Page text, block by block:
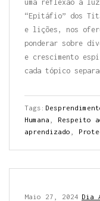
uma reflexão à
“Epitáfio” dos
e lições, nos
ponderar sobre
e crescimento
cada tópico
Tags:
Humana
Respeito
aprendizado
Dia
Maio 27, 2024